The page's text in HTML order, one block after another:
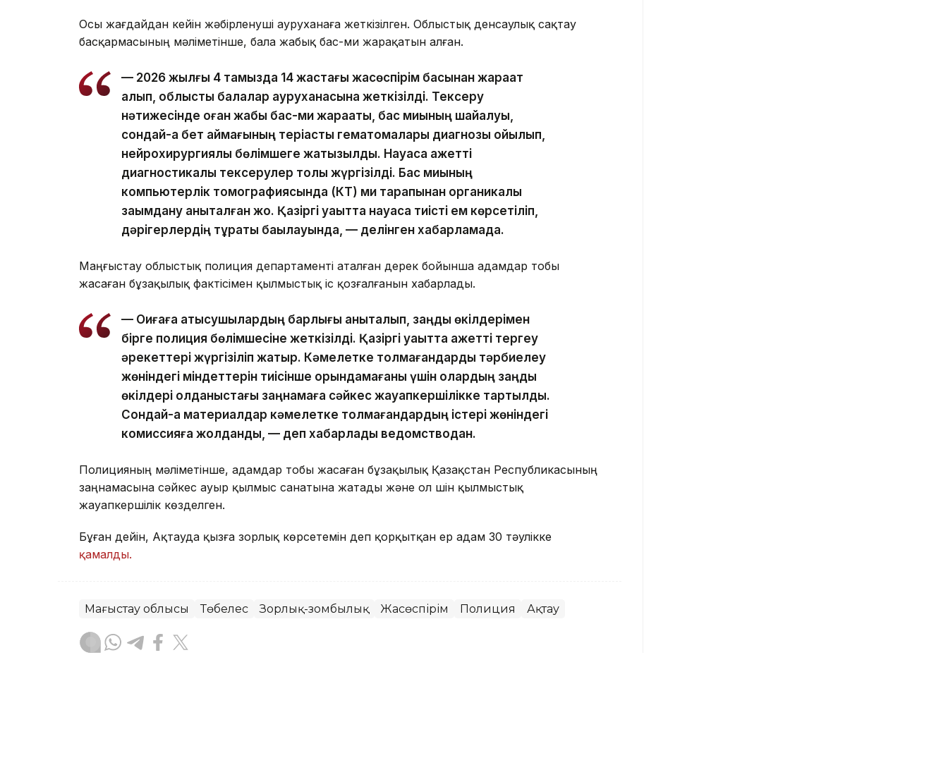
Осы жағдайдан кейін жәбірленуші ауруханаға жеткізілген. Облыстық денсаулық сақтау
басқармасының мәліметінше, бала жабық бас-ми жарақатын алған.
— 2026 жылғы 4 тамызда 14 жастағы жасөспірім басынан жарақат
алып, облыстық балалар ауруханасына жеткізілді. Тексеру
нәтижесінде оған жабық бас-ми жарақаты, бас миының шайқалуы,
сондай-ақ бет аймағының теріасты гематомалары диагнозы қойылып,
нейрохирургиялық бөлімшеге жатқызылды. Науқасқа қажетті
диагностикалық тексерулер толық жүргізілді. Бас миының
компьютерлік томографиясында (КТ) ми тарапынан органикалық
зақымдану анықталған жоқ. Қазіргі уақытта науқасқа тиісті ем көрсетіліп,
дәрігерлердің тұрақты бақылауында, — делінген хабарламада.
Маңғыстау облыстық полиция департаменті аталған дерек бойынша адамдар тобы
жасаған бұзақылық фактісімен қылмыстық іс қозғалғанын хабарлады.
— Оқиғаға қатысушылардың барлығы анықталып, заңды өкілдерімен
бірге полиция бөлімшесіне жеткізілді. Қазіргі уақытта қажетті тергеу
әрекеттері жүргізіліп жатыр. Кәмелетке толмағандарды тәрбиелеу
жөніндегі міндеттерін тиісінше орындамағаны үшін олардың заңды
өкілдері қолданыстағы заңнамаға сәйкес жауапкершілікке тартылды.
Сондай-ақ материалдар кәмелетке толмағандардың істері жөніндегі
комиссияға жолданды, — деп хабарлады ведомстводан.
Полицияның мәліметінше, адамдар тобы жасаған бұзақылық Қазақстан Республикасының
заңнамасына сәйкес ауыр қылмыс санатына жатады және ол үшін қылмыстық
жауапкершілік көзделген.
Бұған дейін, Ақтауда қызға зорлық көрсетемін деп қорқытқан ер адам 30 тәулікке
қамалды.
Маңғыстау облысы Төбелес Зорлық-зомбылық Жасөспірім Полиция Ақтау